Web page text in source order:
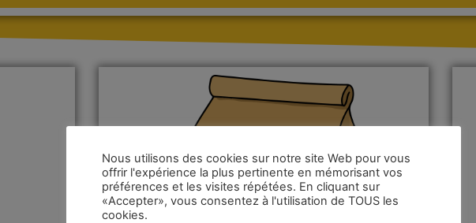
Nous utilisons des cookies sur notre site Web pour vous
offrir l'expérience la plus pertinente en mémorisant vos
préférences et les visites répétées. En cliquant sur
«Accepter», vous consentez à l'utilisation de TOUS les
cookies.